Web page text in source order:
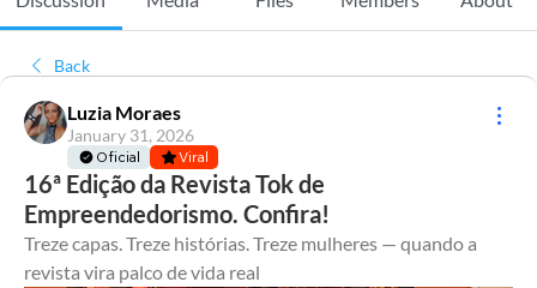
Back
Luzia Moraes
January 31, 2026
Oficial Viral
16ª Edição da Revista Tok de
Empreendedorismo. Confira!
Treze capas. Treze histórias. Treze mulheres — quando a
revista vira palco de vida real